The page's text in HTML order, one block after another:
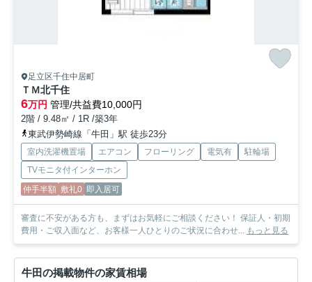
足立区千住中居町
ＴＭ北千住
6万円 管理/共益費10,000円
2階 / 9.48㎡ / 1R /築3年
東武伊勢崎線「牛田」駅 徒歩23分
室内洗濯機置場 エアコン フローリング 電気有
駐輪場
TVモニタ付インターホン
仲手半額 敷礼0 即入居可
審査に不安がある方も、まずはお気軽にご相談ください！ 保証人・初期
費用・ご収入面など、お客様一人ひとりのご状況に合わせ... もっと見る
牛田の掲載物件の家賃相場